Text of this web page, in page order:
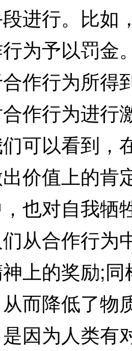
进行。比如
为予以罚金
作行为所得
作行为进行
可以看到，
价值上的肯
也对自我牺
从合作行为
上的奖励;
而降低了物
因为人类有